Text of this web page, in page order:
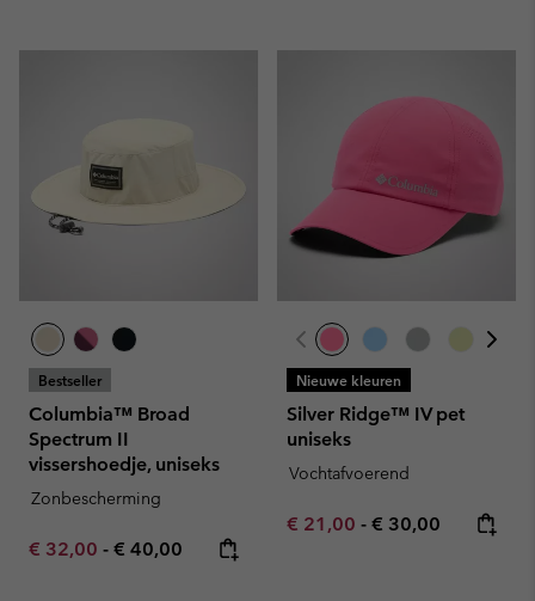
Bestseller
Columbia™ Broad
Spectrum II
vissershoedje, uniseks
Zonbescherming
Minimum sale price:
€ 32,00 - Maximum price:
€ 40,00
Nieuwe kleuren
Silver Ridge™ IV pet
uniseks
Vochtafvoerend
Minimum sale price:
€ 21,00 - Maximum price:
€ 30,00